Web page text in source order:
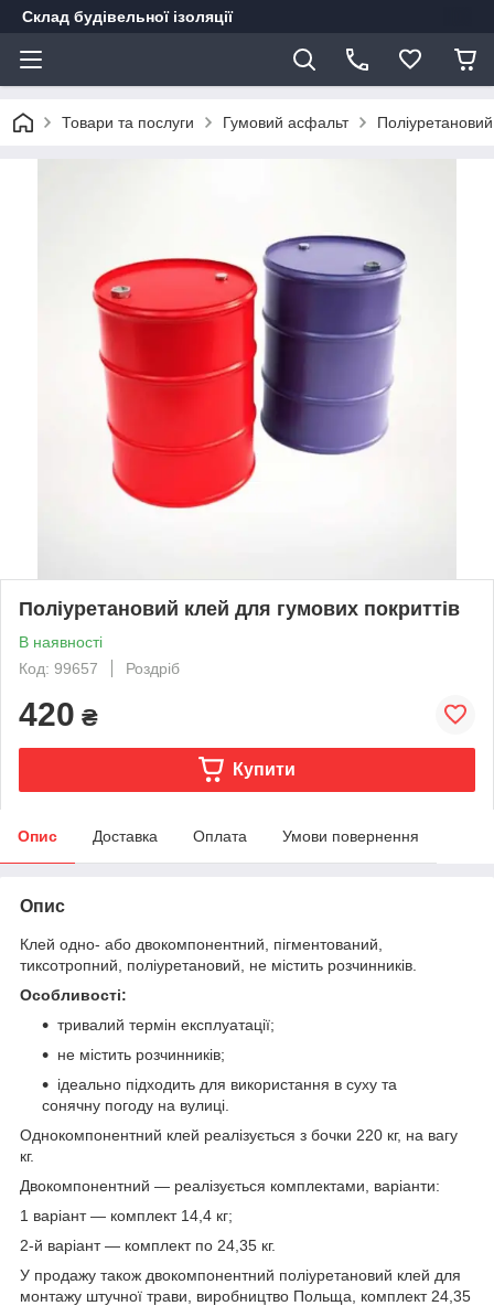
Склад будівельної ізоляції
Товари та послуги Гумовий асфальт
Поліуретановий клей для гумових покриттів
В наявності
Код: 99657
Роздріб
420 ₴
Купити
Опис Доставка Оплата Умови повернення
Опис
Клей одно- або двокомпонентний, пігментований,
тиксотропний, поліуретановий, не містить розчинників.
Особливості:
тривалий термін експлуатації;
не містить розчинників;
ідеально підходить для використання в суху та
сонячну погоду на вулиці.
Однокомпонентний клей реалізується з бочки 220 кг, на вагу
кг.
Двокомпонентний — реалізується комплектами, варіанти:
1 варіант — комплект 14,4 кг;
2-й варіант — комплект по 24,35 кг.
У продажу також двокомпонентний поліуретановий клей для
монтажу штучної трави, виробництво Польща, комплект 24,35